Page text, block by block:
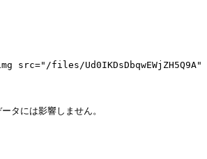
files/Ud0IKDsDbqwEWjZH5Q9A"
タには影響しません。